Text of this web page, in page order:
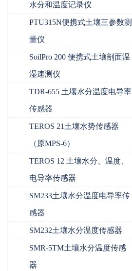
水分和温度记录仪
PTU315N便携式土壤三参数测
量仪
SoilPro 200 便携式土壤剖面温
湿速测仪
TDR-655 土壤水分温度电导率
传感器
TEROS 21土壤水势传感器
（原MPS-6）
TEROS 12 土壤水分、温度、
电导率传感器
SM233土壤水分温度电导率传
感器
SM232土壤水分温度传感器
SMR-5TM土壤水分温度传感
器